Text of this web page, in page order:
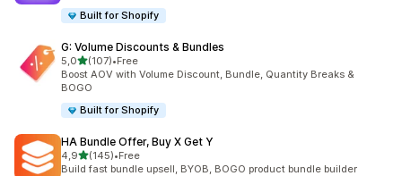
Built for Shopify
G: Volume Discounts & Bundles
5,0z 5 hvězd
(107)
Celkový počet recenzí: 107
•Free
Boost AOV with Volume Discount, Bundle, Quantity Breaks &
BOGO
Built for Shopify
HA Bundle Offer, Buy X Get Y
4,9z 5 hvězd
(145)
Celkový počet recenzí: 145
•Free
Build fast bundle upsell, BYOB, BOGO product bundle builder